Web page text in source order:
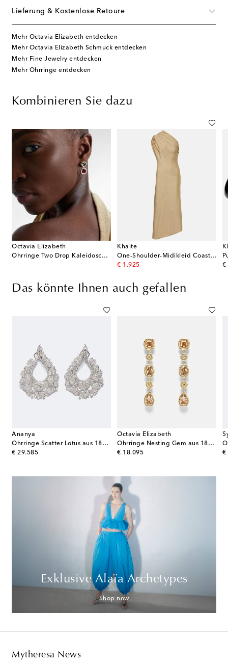
Lieferung & Kostenlose Retoure
Mehr Octavia Elizabeth entdecken
Mehr Octavia Elizabeth Schmuck entdecken
Mehr Fine Jewelry entdecken
Mehr Ohrringe entdecken
Kombinieren Sie dazu
Octavia Elizabeth
Ohrringe Two Drop Kaleidoscope aus 18kt Gelbgold mit Turmalin und Diamanten
Khaite
One-Shoulder-Midikleid Coast aus Lamé
€ 1.925
original price €
Das könnte Ihnen auch gefallen
Ananya
Ohrringe Scatter Lotus aus 18kt Weißgold mit Diamanten
€ 29.585
original price
Octavia Elizabeth
Ohrringe Nesting Gem aus 18kt Gelbgold mit Diamanten
€ 18.095
original price €
Exklusive Alaïa Archetypes
Shop now
Mytheresa News